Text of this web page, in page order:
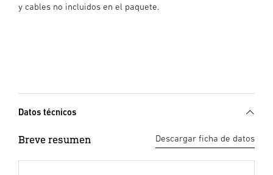
y cables no incluidos en el paquete.
Datos técnicos
Breve resumen Descargar ficha de datos